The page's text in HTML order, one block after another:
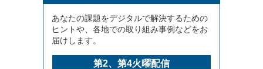
あなたの課題をデジタルで解決するための
ヒントや、各地での取り組み事例などをお
届けします。
第2、第4火曜配信